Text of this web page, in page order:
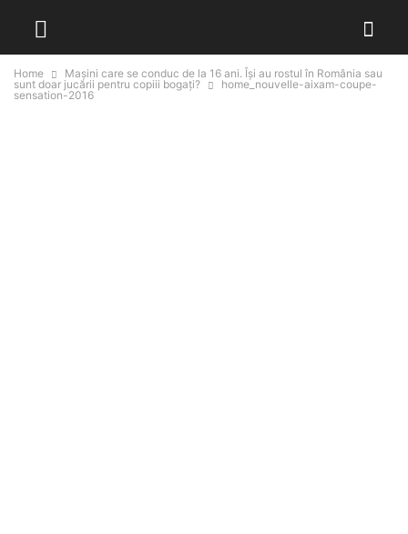
Home
Mașini care se conduc de la 16 ani. Își au rostul în România sau
sunt doar jucării pentru copiii bogați?
home_nouvelle-aixam-coupe-
sensation-2016